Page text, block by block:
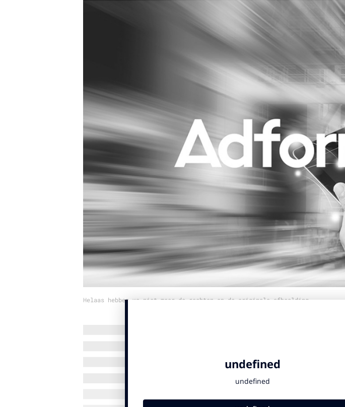
Influencer marketing
Interne communicatie
Helaas hebben we niet meer de rechten op de originele afbeelding